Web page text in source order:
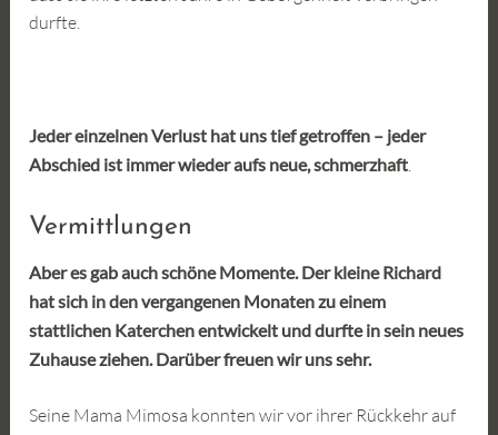
durfte.
Jeder einzelnen Verlust hat uns tief getroffen – jeder
Abschied ist immer wieder aufs neue, schmerzhaft.
Vermittlungen
Aber es gab auch schöne Momente. Der kleine Richard
hat sich in den vergangenen Monaten zu einem
stattlichen Katerchen entwickelt und durfte in sein neues
Zuhause ziehen. Darüber freuen wir uns sehr.
Seine Mama Mimosa konnten wir vor ihrer Rückkehr auf